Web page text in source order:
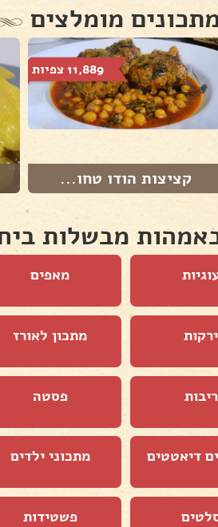
מומלצים
11,889 צפיות
קציצות הודו טחו...
מבשלות
מאפים
ירקות מתכון לאורז
ריבות פסטה
דיאטטים מתכוני ילדים
פשטידות